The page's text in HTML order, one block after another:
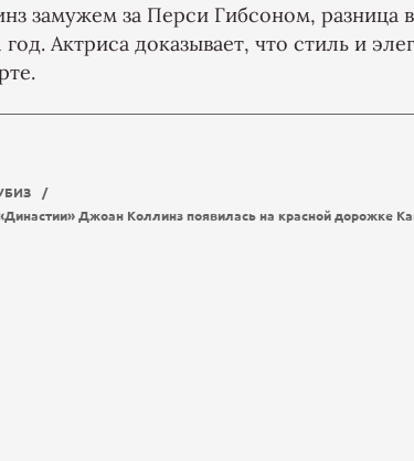
замужем за Перси Гибсоном, разница
Актриса доказывает, что стиль и
/
Джоан Коллинз появилась на красной дорожке